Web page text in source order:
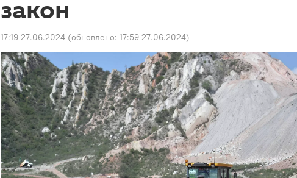
закон
17:19 27.06.2024 (обновлено: 17:59 27.06.2024)